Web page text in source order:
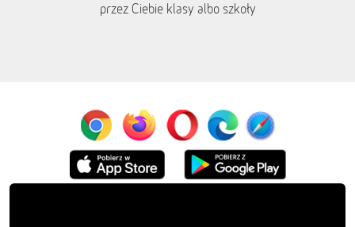
przez Ciebie klasy albo szkoły